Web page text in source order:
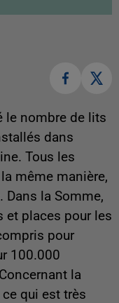
le nombre de lits
dans
Tous les
même manière,
la Somme,
et places pour les
pour
100.000
la
qui est très